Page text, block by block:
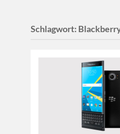
Schlagwort: